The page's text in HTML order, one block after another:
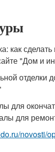
как
"Дом и
отделки
для
для
novosti/